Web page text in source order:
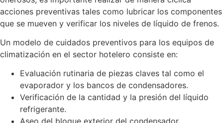
acciones preventivas tales como lubricar los componentes
que se mueven y verificar los niveles de líquido de frenos.
Un modelo de cuidados preventivos para los equipos de
climatización en el sector hotelero consiste en:
Evaluación rutinaria de piezas claves tal como el
evaporador y los bancos de condensadores.
Verificación de la cantidad y la presión del líquido
refrigerante.